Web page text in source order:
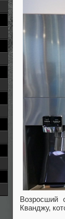
Возросший
Кванджу,